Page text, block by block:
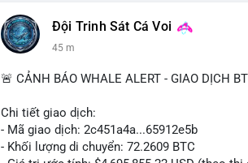
Đội Trinh Sát Cá Voi
1 h
🚨 CẢNH BÁO WHALE ALERT - GIAO DỊCH
Chi tiết giao dịch:
- Mã giao dịch: 2c451a4a...65912e5b
- Khối lượng di chuyển: 72.2609 BTC